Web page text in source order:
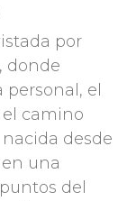
por
donde
el
camino
desde
una
del